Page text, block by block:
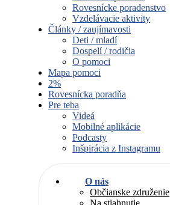
Rovesnícke poradenstvo
Vzdelávacie aktivity
Články / zaujímavosti
Deti / mladí
Dospelí / rodičia
O pomoci
Mapa pomoci
2%
Rovesnícka poradňa
Pre teba
Videá
Mobilné aplikácie
Podcasty
Inšpirácia z Instagramu
O nás
Občianske združenie
Na stiahnutie